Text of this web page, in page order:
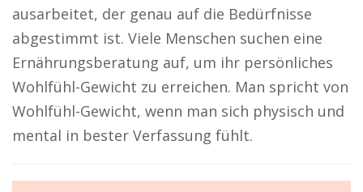
ausarbeitet, der genau auf die Bedürfnisse
abgestimmt ist. Viele Menschen suchen eine
Ernährungsberatung auf, um ihr persönliches
Wohlfühl-Gewicht zu erreichen. Man spricht von
Wohlfühl-Gewicht, wenn man sich physisch und
mental in bester Verfassung fühlt.